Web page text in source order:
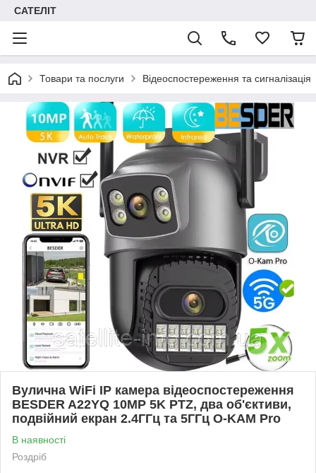
САТЕЛІТ
Товари та послуги Відеоспостереження та сигналізація
Вулична WiFi IP камера відеоспостереження
BESDER A22YQ 10MP 5K PTZ, два об'єктиви,
подвійний екран 2.4ГГц та 5ГГц O-KAM Pro
В наявності
Роздріб